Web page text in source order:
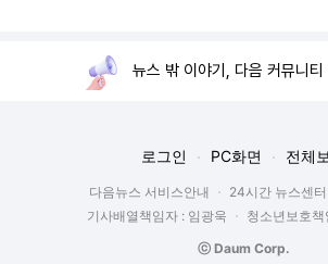
뉴스 밖 이야기, 다음 커뮤니티
로그인 PC화면 전체
다음뉴스 서비스안내 24시간 뉴스센터
기사배열책임자 : 임광욱
청소년보호책
ⓒ Daum Corp.